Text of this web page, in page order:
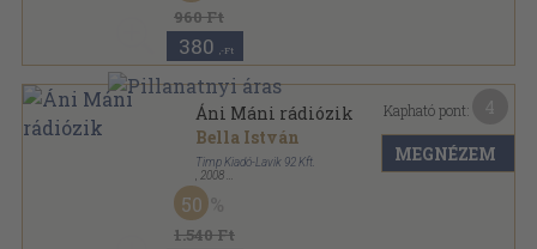
960 Ft
380 ,-Ft
Áni Máni rádiózik
Bella István
Timp Kiadó-Lavik 92 Kft.
2008
Varrott keménykötés
Timp Széptár sorozat
1.540 Ft
50
Kapható pont:
MEGNÉZEM